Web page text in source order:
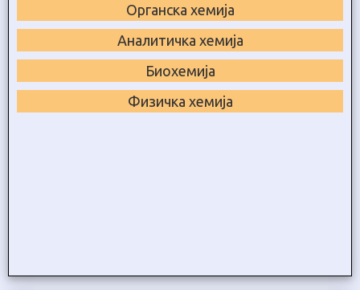
Органска хемија
Аналитичка хемија
Биохемија
Физичка хемија